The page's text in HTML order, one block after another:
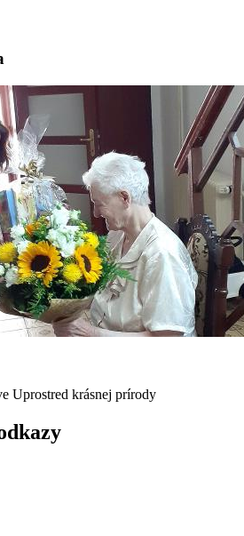
Uprostred krásnej prírody